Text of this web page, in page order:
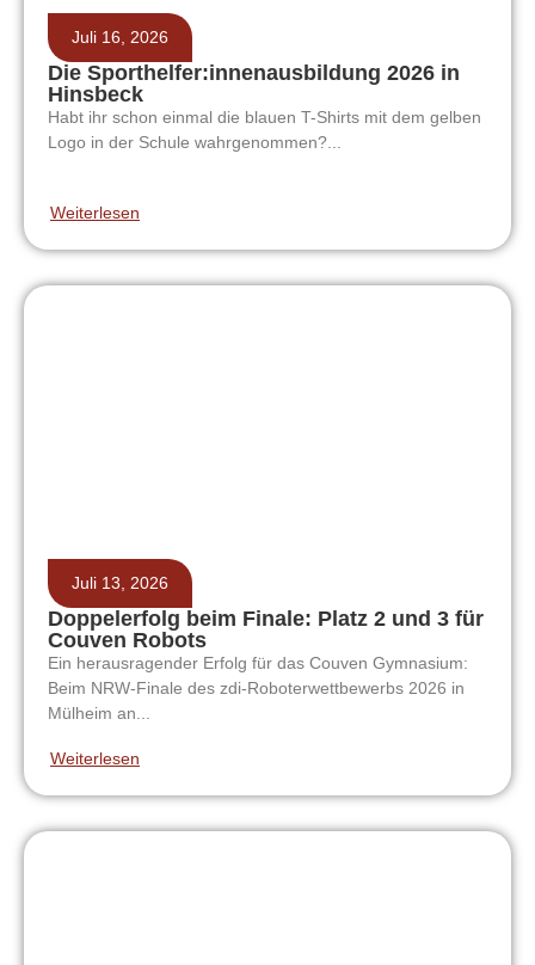
Juli 16, 2026
Die Sporthelfer:innenausbildung 2026 in
Hinsbeck
Habt ihr schon einmal die blauen T-Shirts mit dem gelben
Logo in der Schule wahrgenommen?...
Weiterlesen
Juli 13, 2026
Doppelerfolg beim Finale: Platz 2 und 3 für
Couven Robots
Ein herausragender Erfolg für das Couven Gymnasium:
Beim NRW-Finale des zdi-Roboterwettbewerbs 2026 in
Mülheim an...
Weiterlesen